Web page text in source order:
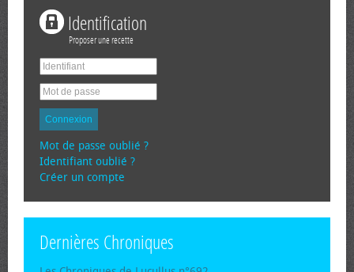
Identification
Proposer une recette
Connexion
Mot de passe oublié ?
Identifiant oublié ?
Créer un compte
Dernières Chroniques